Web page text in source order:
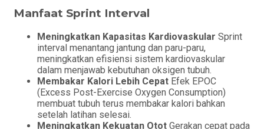
Manfaat Sprint Interval
Meningkatkan Kapasitas Kardiovaskular Sprint
interval menantang jantung dan paru-paru,
meningkatkan efisiensi sistem kardiovaskular
dalam menjawab kebutuhan oksigen tubuh.
Membakar Kalori Lebih Cepat Efek EPOC
(Excess Post-Exercise Oxygen Consumption)
membuat tubuh terus membakar kalori bahkan
setelah latihan selesai.
Meningkatkan Kekuatan Otot Gerakan cepat pada